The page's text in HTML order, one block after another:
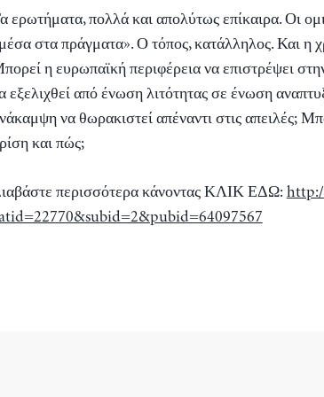
ερωτήματα, πολλά και απολύτως επίκαιρα. Οι
στα πράγματα». Ο τόπος, κατάλληλος. Και η
η ευρωπαϊκή περιφέρεια να επιστρέψει
εξελιχθεί από ένωση λιτότητας σε ένωση
να θωρακιστεί απέναντι στις απειλές;
και πώς;
περισσότερα κάνοντας ΚΛΙΚ ΕΔΩ: